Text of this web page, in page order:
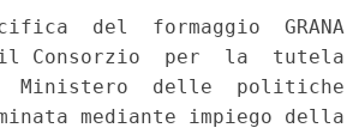
del  formaggio  GRANA
il Consorzio  per  la  tutela
il  Ministero  delle  politiche
mediante impiego della